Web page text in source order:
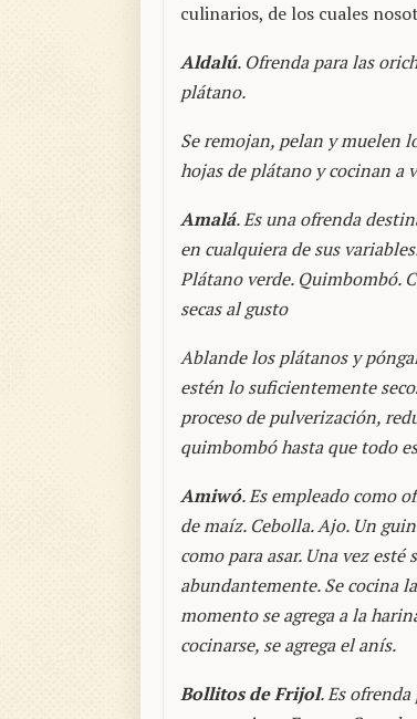
culinarios, de los cuales
Aldalú. Ofrenda para las
plátano.
Se remojan, pelan y muelen
hojas de plátano y cocinan a
Amalá. Es una ofrenda
en cualquiera de sus
Plátano verde. Quimbombó.
secas al gusto
Ablande los plátanos y
estén lo suficientemente
proceso de pulverización,
quimbombó hasta que todo
Amiwó. Es empleado como
de maíz. Cebolla. Ajo. Un
como para asar. Una vez
abundantemente. Se cocina
momento se agrega a la
cocinarse, se agrega el anís.
Bollitos de Frijol. Es